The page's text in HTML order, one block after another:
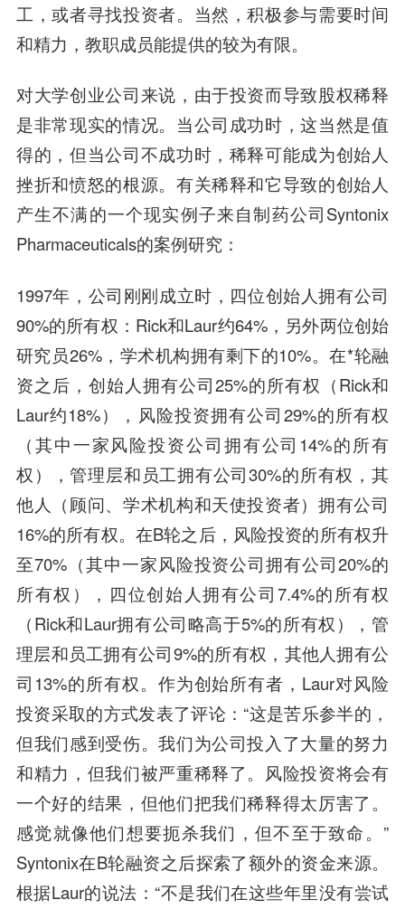
工，或者寻找投资者。当然，积极参与需要时间
和精力，教职成员能提供的较为有限。
对大学创业公司来说，由于投资而导致股权稀释
是非常现实的情况。当公司成功时，这当然是值
得的，但当公司不成功时，稀释可能成为创始人
挫折和愤怒的根源。有关稀释和它导致的创始人
产生不满的一个现实例子来自制药公司Syntonix
Pharmaceuticals的案例研究：
1997年，公司刚刚成立时，四位创始人拥有公司
90%的所有权：Rick和Laur约64%，另外两位创始
研究员26%，学术机构拥有剩下的10%。在*轮融
资之后，创始人拥有公司25%的所有权（Rick和
Laur约18%），风险投资拥有公司29%的所有权
（其中一家风险投资公司拥有公司14%的所有
权），管理层和员工拥有公司30%的所有权，其
他人（顾问、学术机构和天使投资者）拥有公司
16%的所有权。在B轮之后，风险投资的所有权升
至70%（其中一家风险投资公司拥有公司20%的
所有权），四位创始人拥有公司7.4%的所有权
（Rick和Laur拥有公司略高于5%的所有权），管
理层和员工拥有公司9%的所有权，其他人拥有公
司13%的所有权。作为创始所有者，Laur对风险
投资采取的方式发表了评论：“这是苦乐参半的，
但我们感到受伤。我们为公司投入了大量的努力
和精力，但我们被严重稀释了。风险投资将会有
一个好的结果，但他们把我们稀释得太厉害了。
感觉就像他们想要扼杀我们，但不至于致命。”
Syntonix在B轮融资之后探索了额外的资金来源。
根据Laur的说法：“不是我们在这些年里没有尝试